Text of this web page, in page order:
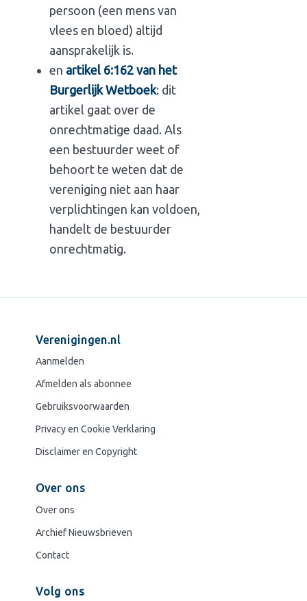
persoon (een mens van
vlees en bloed) altijd
aansprakelijk is.
en artikel 6:162 van het
Burgerlijk Wetboek: dit
artikel gaat over de
onrechtmatige daad. Als
een bestuurder weet of
behoort te weten dat de
vereniging niet aan haar
verplichtingen kan voldoen,
handelt de bestuurder
onrechtmatig.
Verenigingen.nl
Aanmelden
Afmelden als abonnee
Gebruiksvoorwaarden
Privacy en Cookie Verklaring
Disclaimer en Copyright
Over ons
Over ons
Archief Nieuwsbrieven
Contact
Volg ons